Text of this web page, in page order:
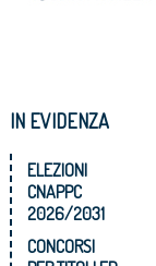
IN EVIDENZA
ELEZIONI
CNAPPC
2026/2031
CONCORSI